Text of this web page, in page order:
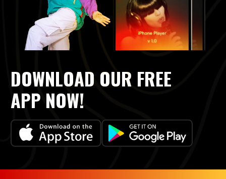
DOWNLOAD OUR FREE
APP NOW!